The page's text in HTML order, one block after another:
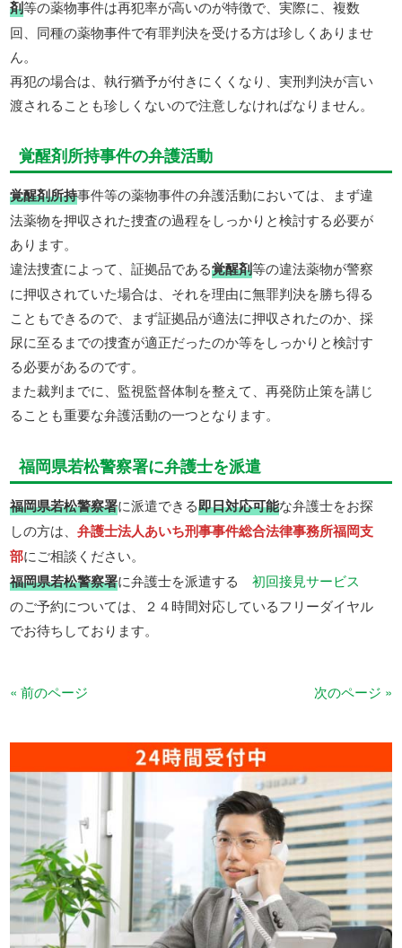
剤等の薬物事件は再犯率が高いのが特徴で、実際に、複数
回、同種の薬物事件で有罪判決を受ける方は珍しくありませ
ん。
再犯の場合は、執行猶予が付きにくくなり、実刑判決が言い
渡されることも珍しくないので注意しなければなりません。
覚醒剤所持事件の弁護活動
覚醒剤所持事件等の薬物事件の弁護活動においては、まず違
法薬物を押収された捜査の過程をしっかりと検討する必要が
あります。
違法捜査によって、証拠品である覚醒剤等の違法薬物が警察
に押収されていた場合は、それを理由に無罪判決を勝ち得る
こともできるので、まず証拠品が適法に押収されたのか、採
尿に至るまでの捜査が適正だったのか等をしっかりと検討す
る必要があるのです。
また裁判までに、監視監督体制を整えて、再発防止策を講じ
ることも重要な弁護活動の一つとなります。
福岡県若松警察署に弁護士を派遣
福岡県若松警察署に派遣できる即日対応可能な弁護士をお探
しの方は、弁護士法人あいち刑事事件総合法律事務所福岡支
部にご相談ください。
福岡県若松警察署に弁護士を派遣する
初回接見サービス
のご予約については、２４時間対応しているフリーダイヤル
でお待ちしております。
« 前のページ 次のページ »